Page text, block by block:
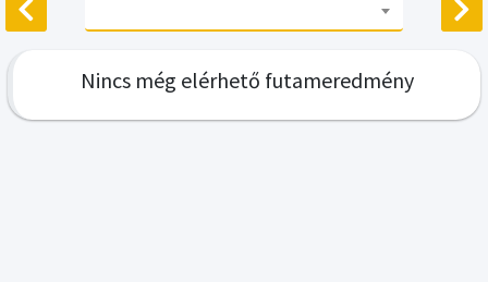
Nincs még elérhető futameredmény